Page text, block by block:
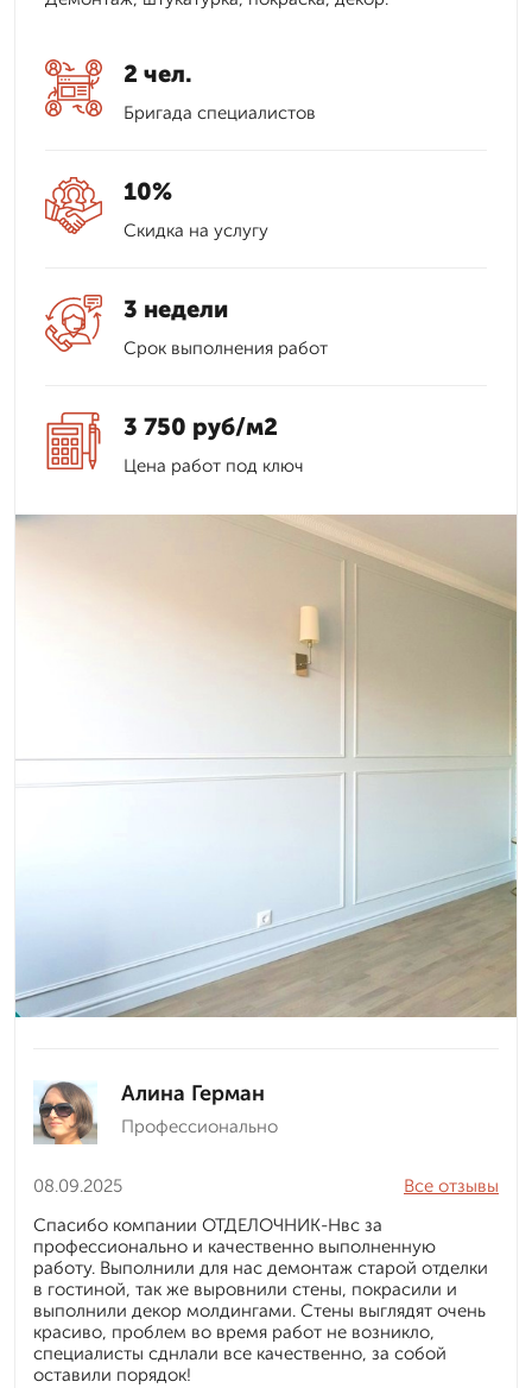
2 чел.
Бригада специалистов
10%
Скидка на услугу
3 недели
Срок выполнения работ
3 750 руб/м2
Цена работ под ключ
Алина Герман
Профессионально
08.09.2025
Все отзывы
Спасибо компании ОТДЕЛОЧНИК-Нвс за
профессионально и качественно выполненную
работу. Выполнили для нас демонтаж старой отделки
в гостиной, так же выровнили стены, покрасили и
выполнили декор молдингами. Стены выглядят очень
красиво, проблем во время работ не возникло,
специалисты сднлали все качественно, за собой
оставили порядок!